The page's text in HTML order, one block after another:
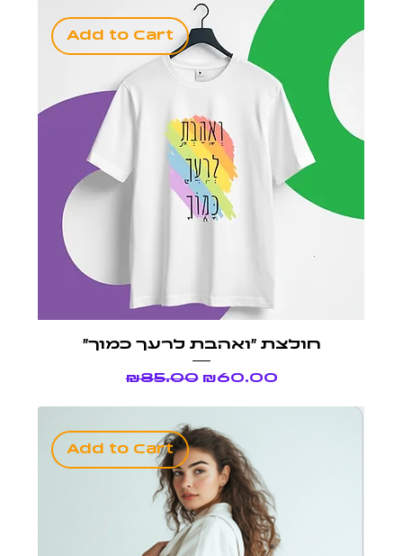
Add to Cart
חולצת ״ואהבת לרעך כמוך״
Regular Price
₪85.00 Sale Price
₪60.00
Add to Cart